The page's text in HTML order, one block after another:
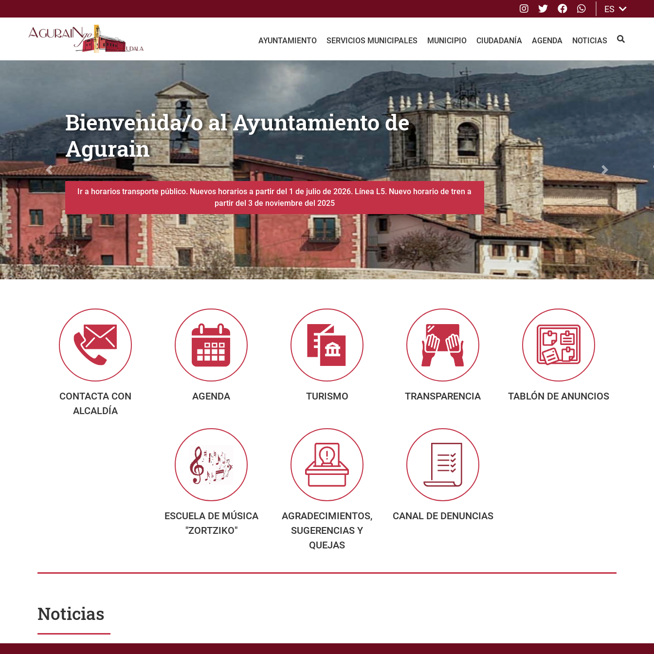
Instagram
TwitterFacebook
whatsApp
ES
AYUNTAMIENTO SERVICIOS MUNICIPALES MUNICIPIO CIUDADANÍA AGENDA NOTICIAS BUSCAR
Bienvenida/o al Ayuntamiento de Agurain
Zona deportiva
Anterior Siguiente
CONTACTA CON
ALCALDÍA
AGENDA TURISMO TRANSPARENCIA TABLÓN DE ANUNCIOS
ESCUELA DE MÚSICA
"ZORTZIKO"
AGRADECIMIENTOS,
SUGERENCIAS Y
QUEJAS
CANAL DE DENUNCIAS
Noticias